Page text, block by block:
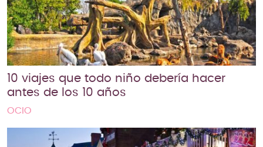
10 viajes que todo niño debería hacer
antes de los 10 años
OCIO